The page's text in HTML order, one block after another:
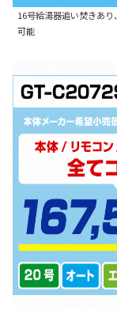
16号給湯器追い焚きあ
可能